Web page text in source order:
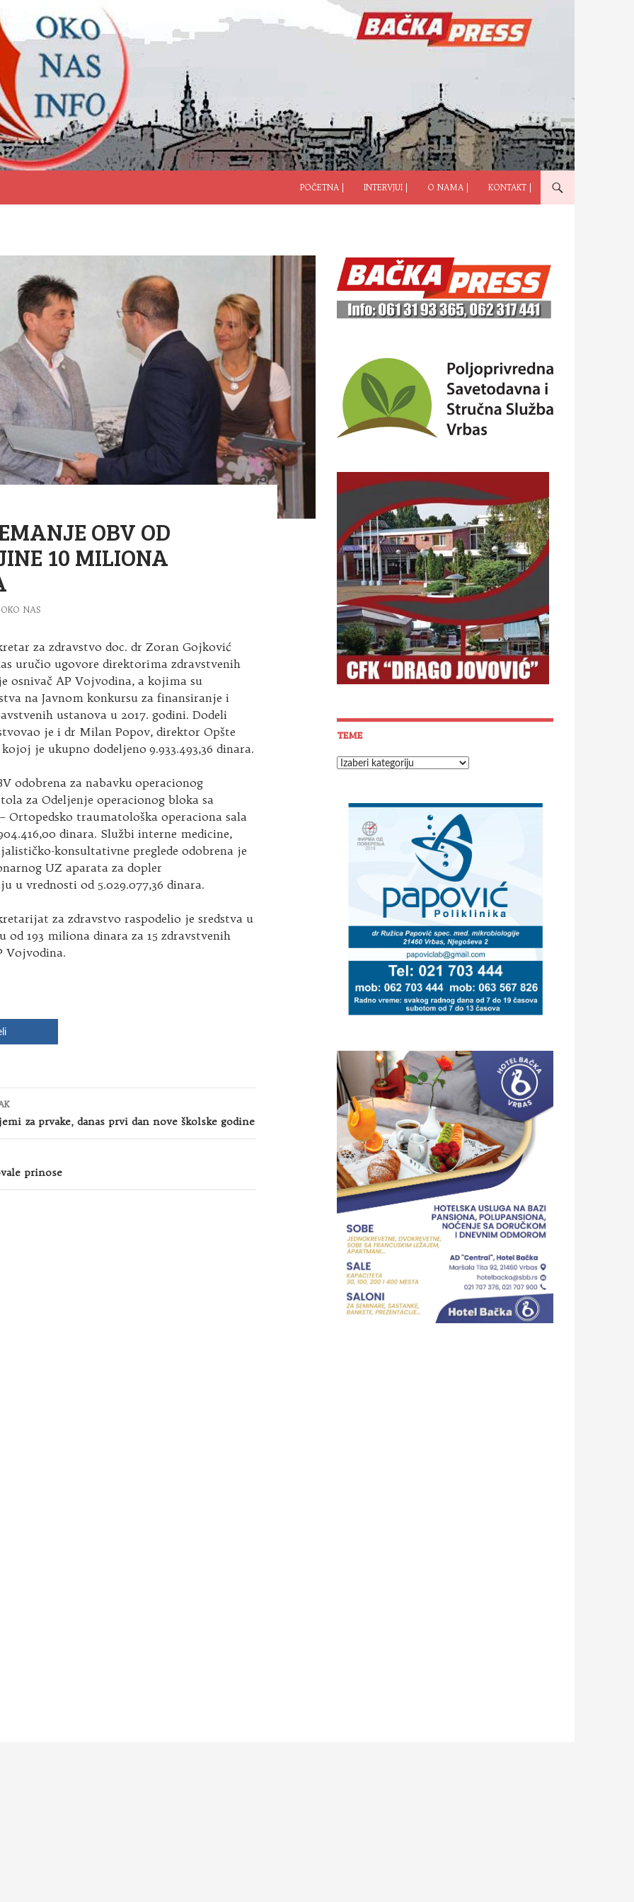
POČETNA |
INTERVJUI | O NAMA | KONTAKT |
OBV OD
10 MILIONA
OKO NAS
za zdravstvo doc. dr Zoran Gojković
uručio ugovore direktorima zdravstvenih
osnivač AP Vojvodina, a kojima su
na Javnom konkursu za finansiranje i
ustanova u 2017. godini. Dodeli
je i dr Milan Popov, direktor Opšte
je ukupno dodeljeno 9.933.493,36 dinara.
odobrena za nabavku operacionog
za Odeljenje operacionog bloka sa
Ortopedsko traumatološka operaciona sala
dinara. Službi interne medicine,
konsultativne preglede odobrena je
UZ aparata za dopler
u vrednosti od 5.029.077,36 dinara.
za zdravstvo raspodelio je sredstva u
od 193 miliona dinara za 15 zdravstvenih
Vojvodina.
za prvake, danas prvi dan nove školske godine
prinose
TEME
Teme